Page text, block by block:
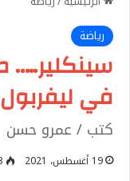
رياضة
سينكلير…..
في ليفربول
كتب / عمرو حسن
19 أغسطس، 2021